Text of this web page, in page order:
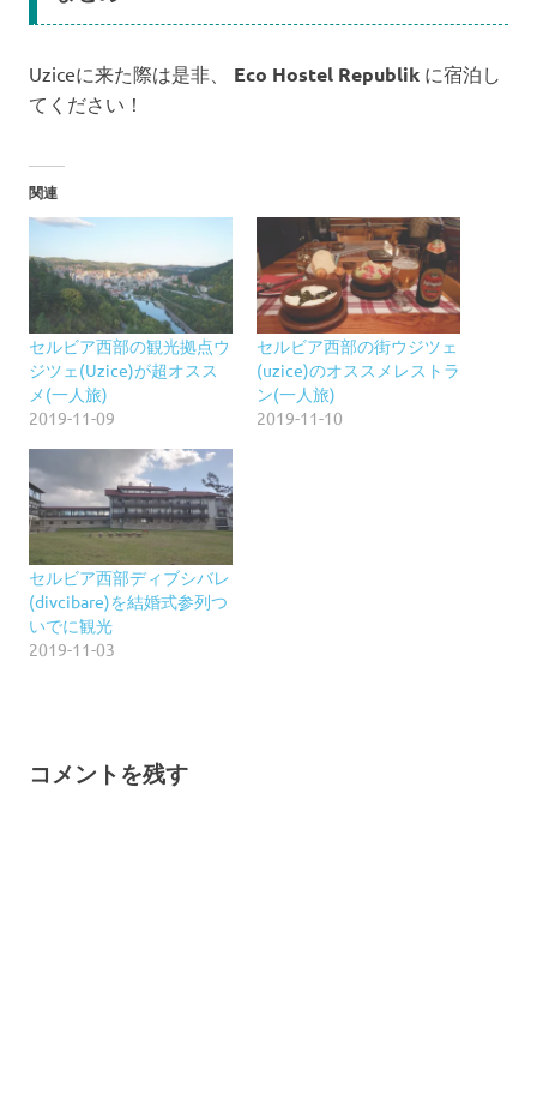
Uziceに来た際は是非、 Eco Hostel Republik に宿泊し
てください！
関連
セルビア西部の観光拠点ウ
ジツェ(Uzice)が超オスス
メ(一人旅)
2019-11-09
セルビア西部の街ウジツェ
(uzice)のオススメレストラ
ン(一人旅)
2019-11-10
セルビア西部ディブシバレ
(divcibare)を結婚式参列つ
いでに観光
2019-11-03
コメントを残す